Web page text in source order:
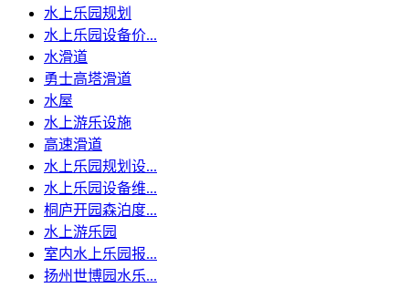
水上乐园规划
水上乐园设备价...
水滑道
勇士高塔滑道
水屋
水上游乐设施
高速滑道
水上乐园规划设...
水上乐园设备维...
桐庐开园森泊度...
水上游乐园
室内水上乐园报...
扬州世博园水乐...